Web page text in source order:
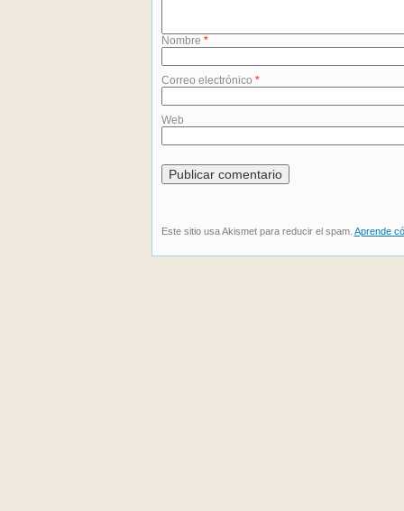
Nombre *
Correo electrónico *
Web
Este sitio usa Akismet para reducir el spam. Aprende